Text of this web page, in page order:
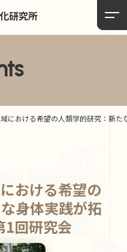
研究所
域における希望の人類学的研究：新
おける希望の
身体実践が拓
1回研究会